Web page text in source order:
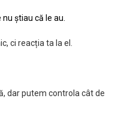
știau că le au.
ci reacția ta la el.
dar putem controla cât de